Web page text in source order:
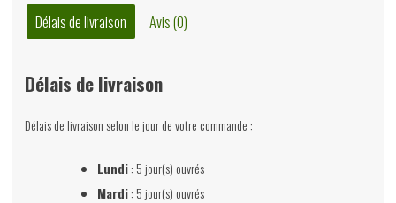
Délais de livraison Avis (0)
Délais de livraison
Délais de livraison selon le jour de votre commande :
Lundi: 5 jour(s) ouvrés
Mardi: 5 jour(s) ouvrés